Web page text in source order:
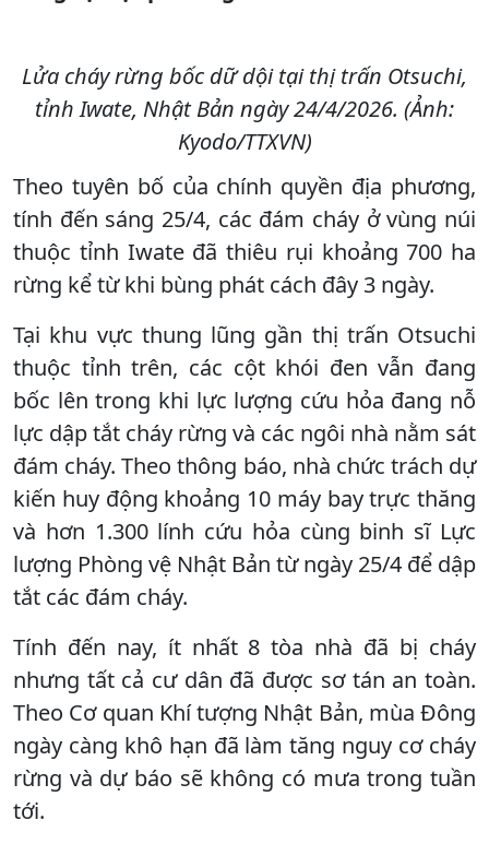
Lửa cháy rừng bốc dữ dội tại thị trấn Otsuchi,
tỉnh Iwate, Nhật Bản ngày 24/4/2026. (Ảnh:
Kyodo/TTXVN)
Theo tuyên bố của chính quyền địa phương,
tính đến sáng 25/4, các đám cháy ở vùng núi
thuộc tỉnh Iwate đã thiêu rụi khoảng 700 ha
rừng kể từ khi bùng phát cách đây 3 ngày.
Tại khu vực thung lũng gần thị trấn Otsuchi
thuộc tỉnh trên, các cột khói đen vẫn đang
bốc lên trong khi lực lượng cứu hỏa đang nỗ
lực dập tắt cháy rừng và các ngôi nhà nằm sát
đám cháy. Theo thông báo, nhà chức trách dự
kiến huy động khoảng 10 máy bay trực thăng
và hơn 1.300 lính cứu hỏa cùng binh sĩ Lực
lượng Phòng vệ Nhật Bản từ ngày 25/4 để dập
tắt các đám cháy.
Tính đến nay, ít nhất 8 tòa nhà đã bị cháy
nhưng tất cả cư dân đã được sơ tán an toàn.
Theo Cơ quan Khí tượng Nhật Bản, mùa Đông
ngày càng khô hạn đã làm tăng nguy cơ cháy
rừng và dự báo sẽ không có mưa trong tuần
tới.